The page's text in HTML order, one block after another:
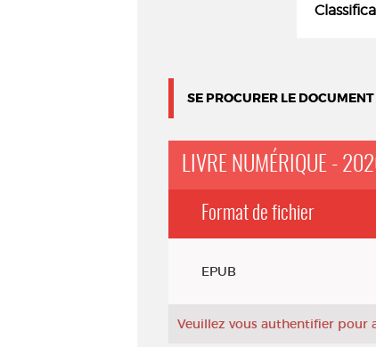
SE PROCURER LE DOCUMENT
LIVRE NUMÉRIQUE -
Format de fichier
EPUB
Veuillez vous authentifier pour